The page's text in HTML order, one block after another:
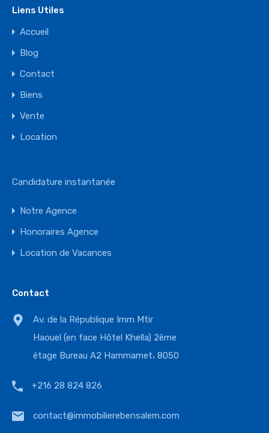
Liens Utiles
Accueil
Blog
Contact
Biens
Vente
Location
Candidature instantanée
Notre Agence
Honoraires Agence
Location de Vacances
Contact
Av. de la République Imm Mtir
Haouel (en face Hôtel Khella) 2ème
étage Bureau A2 Hammamet، 8050
+216 28 824 826
contact@immobilierebensalem.com